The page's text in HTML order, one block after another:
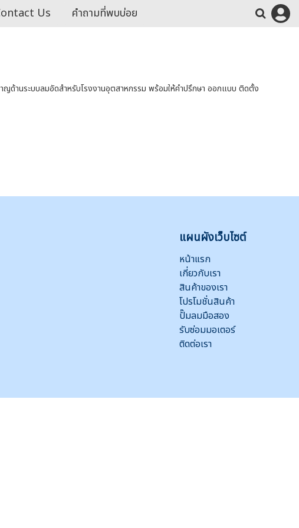
Us คำถามที่พบบ่อย
ด้านระบบลมอัดสำหรับโรงงานอุตสาหกรรม พร้อมให้คำปรึกษา ออกแบบ ติดตั้ง
แผนผังเว็บไซต์
หน้าแรก
เกี่ยวกับเรา
สินค้าของเรา
โปรโมชั่นสินค้า
ปั๊มลมมือสอง
รับซ่อมมอเตอร์
ติดต่อเรา